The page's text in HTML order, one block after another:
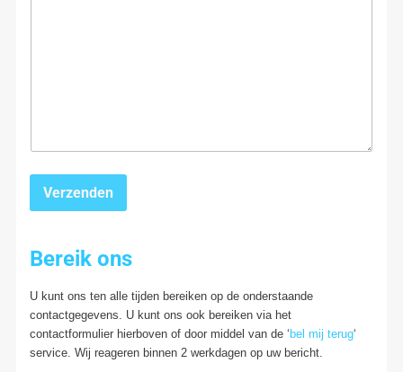
Verzenden
Bereik ons
U kunt ons ten alle tijden bereiken op de onderstaande
contactgegevens. U kunt ons ook bereiken via het
contactformulier hierboven of door middel van de ‘ bel mij terug‘
service. Wij reageren binnen 2 werkdagen op uw bericht.